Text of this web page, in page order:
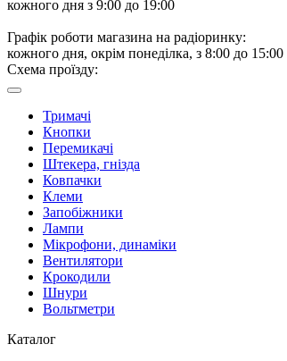
кожного дня з 9:00 до 19:00
Графік роботи магазина на радіоринку:
кожного дня, окрім понеділка, з 8:00 до 15:00
Схема проїзду:
Тримачі
Кнопки
Перемикачі
Штекера, гнізда
Ковпачки
Клеми
Запобіжники
Лампи
Мікрофони, динаміки
Вентилятори
Крокодили
Шнури
Вольтметри
Каталог